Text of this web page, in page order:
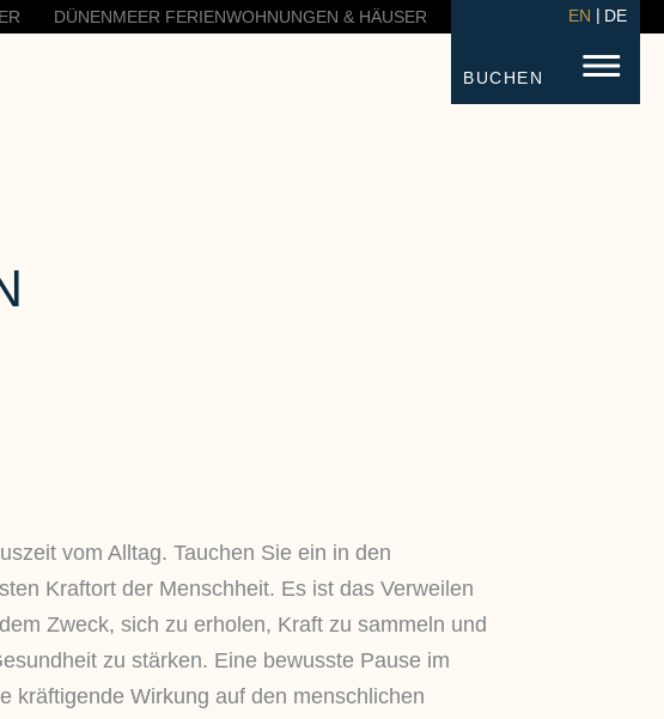
DÜNENMEER FERIENWOHNUNGEN & HÄUSER
BUCHEN
EN DE
vom Alltag. Tauchen Sie ein in den
Kraftort der Menschheit. Es ist das Verweilen
Zweck, sich zu erholen, Kraft zu sammeln und
zu stärken. Eine bewusste Pause im
kräftigende Wirkung auf den menschlichen